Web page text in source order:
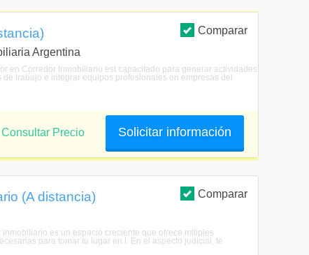
Comparar
Argentina
en Corredor Inmobiliario est capacitado para generar actividades
trabajo e integrar equipos profesionales en empresas del
Solicitar información
Consultar Precio
Comparar
(A distancia)
es un espacio creciente que ofrece mltiples
para tomar tu lugar en l. En el aspecto judicial, te